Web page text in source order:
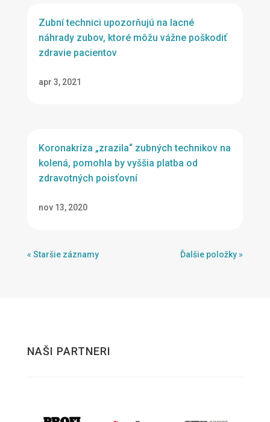
Zubní technici upozorňujú na lacné
náhrady zubov, ktoré môžu vážne poškodiť
zdravie pacientov
apr 3, 2021
Koronakríza „zrazila“ zubných technikov na
kolená, pomohla by vyššia platba od
zdravotných poisťovní
nov 13, 2020
« Staršie záznamy Ďalšie položky »
NAŠI PARTNERI